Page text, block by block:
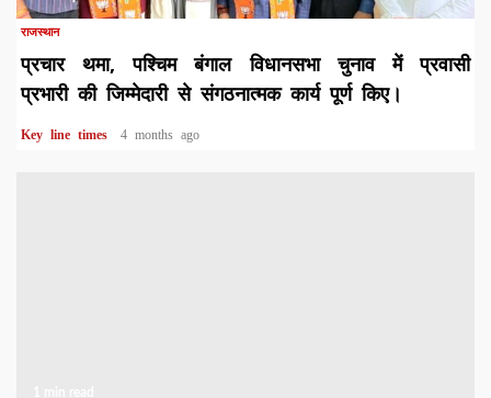
राजस्थान
प्रचार थमा, पश्चिम बंगाल विधानसभा चुनाव में प्रवासी
प्रभारी की जिम्मेदारी से संगठनात्मक कार्य पूर्ण किए।
Key line times 4 months ago